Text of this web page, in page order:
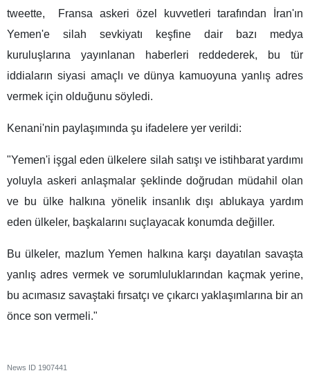
tweette, Fransa askeri özel kuvvetleri tarafından İran'ın
Yemen'e silah sevkiyatı keşfine dair bazı medya
kuruluşlarına yayınlanan haberleri reddederek, bu tür
iddiaların siyasi amaçlı ve dünya kamuoyuna yanlış adres
vermek için olduğunu söyledi.
Kenani'nin paylaşımında şu ifadelere yer verildi:
"Yemen'i işgal eden ülkelere silah satışı ve istihbarat yardımı
yoluyla askeri anlaşmalar şeklinde doğrudan müdahil olan
ve bu ülke halkına yönelik insanlık dışı ablukaya yardım
eden ülkeler, başkalarını suçlayacak konumda değiller.
Bu ülkeler, mazlum Yemen halkına karşı dayatılan savaşta
yanlış adres vermek ve sorumluluklarından kaçmak yerine,
bu acımasız savaştaki fırsatçı ve çıkarcı yaklaşımlarına bir an
önce son vermeli."
News ID 1907441